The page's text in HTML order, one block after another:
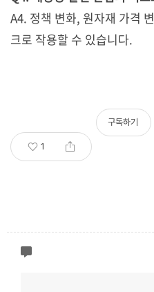
A4. 정책 변화, 원자재 가격
크로 작용할 수 있습니다.
1
구독하기